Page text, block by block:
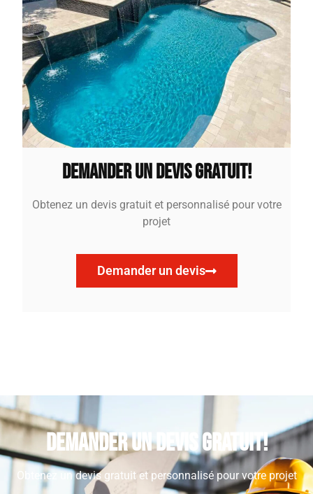
Demander un devis gratuit!
Obtenez un devis gratuit et personnalisé pour votre
projet
Demander un devis
Demander un devis gratuit!
Obtenez un devis gratuit et personnalisé pour votre projet